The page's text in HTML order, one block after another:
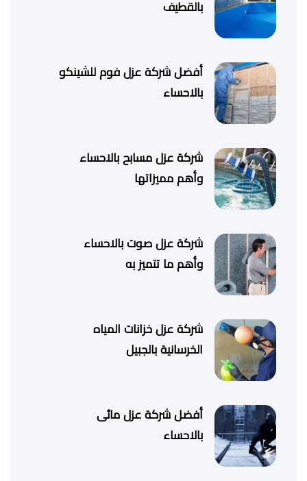
بالقطيف
أفضل شركة عزل فوم للشينكو
بالاحساء
شركة عزل مسابح بالاحساء
وأهم مميزاتها
شركة عزل صوت بالاحساء
وأهم ما تتميز به
شركة عزل خزانات المياه
الخرسانية بالجبيل
أفضل شركة عزل مائى
بالاحساء